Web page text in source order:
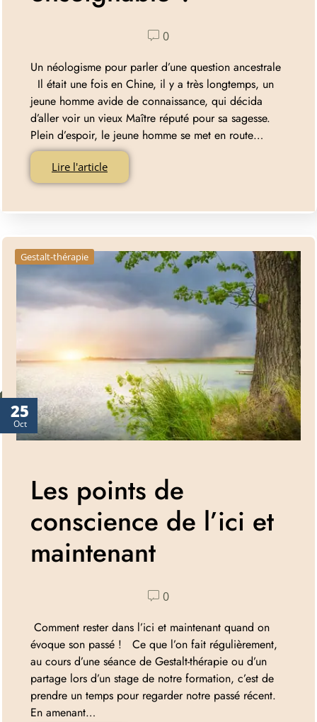
0
Un néologisme pour parler d’une question ancestrale
Il était une fois en Chine, il y a très longtemps, un
jeune homme avide de connaissance, qui décida
d’aller voir un vieux Maître réputé pour sa sagesse.
Plein d’espoir, le jeune homme se met en route…
Lire l'article
25
Oct
Gestalt-thérapie
Les points de
conscience de l’ici et
maintenant
0
Comment rester dans l’ici et maintenant quand on
évoque son passé ! Ce que l’on fait régulièrement,
au cours d’une séance de Gestalt-thérapie ou d’un
partage lors d’un stage de notre formation, c’est de
prendre un temps pour regarder notre passé récent.
En amenant…